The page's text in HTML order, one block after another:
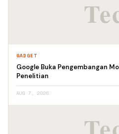
GADGET
Google Buka Pengembangan
Penelitian
AUG 7, 2026